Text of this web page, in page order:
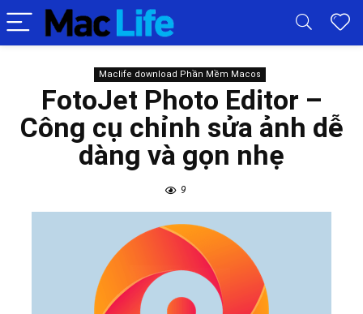
Maclife download Phần Mềm Macos
FotoJet Photo Editor –
Công cụ chỉnh sửa ảnh dễ
dàng và gọn nhẹ
9